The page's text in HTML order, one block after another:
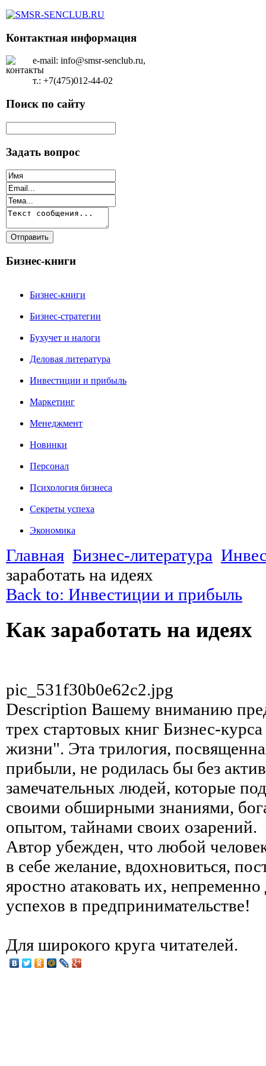
Контактная информация
e-mail: info@smsr-senclub.ru,
т.: +7(475)012-44-02
Поиск по сайту
Задать вопрос
Бизнес-книги
Бизнес-книги
Бизнес-стратегии
Бухучет и налоги
Деловая литература
Инвестиции и прибыль
Маркетинг
Менеджмент
Новинки
Персонал
Психология бизнеса
Секреты успеха
Экономика
Главная Бизнес-литература
заработать на идеях
Back to: Инвестиции и прибыль
Как заработать на идеях
pic_531f30b0e62c2.jpg
Description Вашему вниманию
трех стартовых книг Бизнес-
жизни". Эта трилогия,
прибыли, не родилась бы без
замечательных людей, которые
своими обширными знаниями,
опытом, тайнами своих озарений.
Автор убежден, что любой
в себе желание, вдохновиться,
яростно атаковать их,
успехов в предпринимательстве!
Для широкого круга читателей.